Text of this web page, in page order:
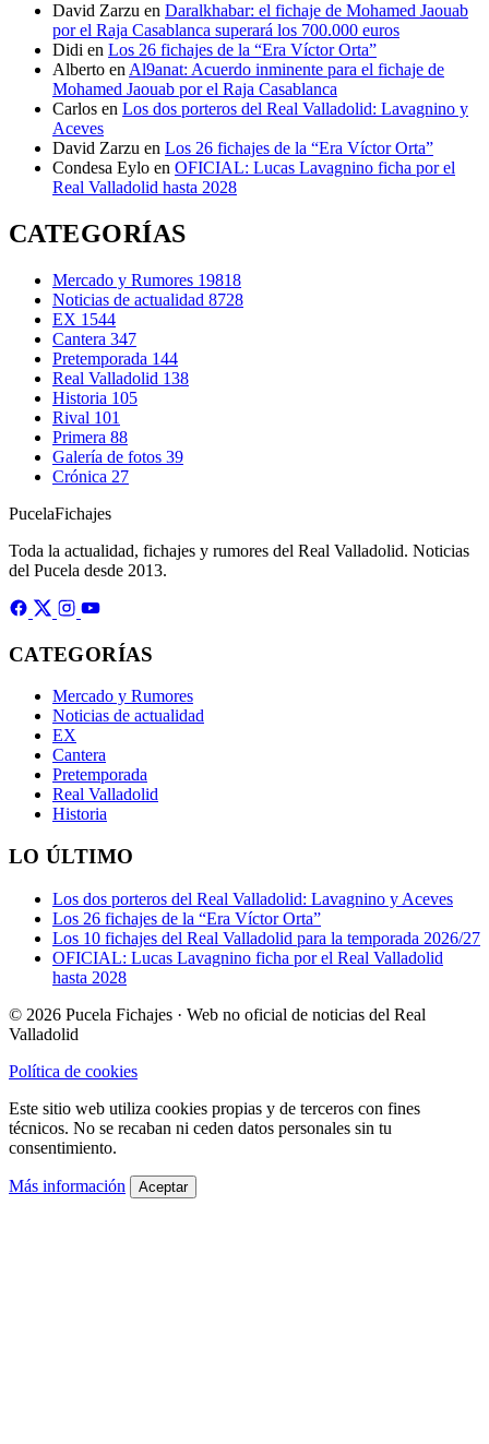
David Zarzu en Daralkhabar: el fichaje de Mohamed Jaouab
por el Raja Casablanca superará los 700.000 euros
Didi en Los 26 fichajes de la “Era Víctor Orta”
Alberto en Al9anat: Acuerdo inminente para el fichaje de
Mohamed Jaouab por el Raja Casablanca
Carlos en Los dos porteros del Real Valladolid: Lavagnino y
Aceves
David Zarzu en Los 26 fichajes de la “Era Víctor Orta”
Condesa Eylo en OFICIAL: Lucas Lavagnino ficha por el
Real Valladolid hasta 2028
CATEGORÍAS
Mercado y Rumores 19818
Noticias de actualidad 8728
EX 1544
Cantera 347
Pretemporada 144
Real Valladolid 138
Historia 105
Rival 101
Primera 88
Galería de fotos 39
Crónica 27
PucelaFichajes
Toda la actualidad, fichajes y rumores del Real Valladolid. Noticias
del Pucela desde 2013.
CATEGORÍAS
Mercado y Rumores
Noticias de actualidad
EX
Cantera
Pretemporada
Real Valladolid
Historia
LO ÚLTIMO
Los dos porteros del Real Valladolid: Lavagnino y Aceves
Los 26 fichajes de la “Era Víctor Orta”
Los 10 fichajes del Real Valladolid para la temporada 2026/27
OFICIAL: Lucas Lavagnino ficha por el Real Valladolid
hasta 2028
© 2026 Pucela Fichajes · Web no oficial de noticias del Real
Valladolid
Política de cookies
Este sitio web utiliza cookies propias y de terceros con fines
técnicos. No se recaban ni ceden datos personales sin tu
consentimiento.
Más información Aceptar